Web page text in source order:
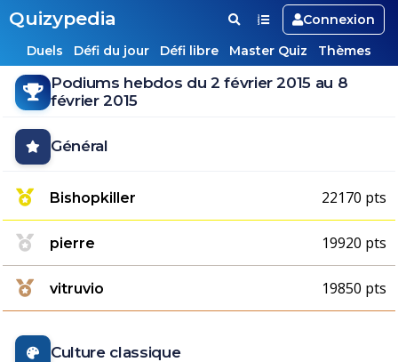
Quizypedia
Connexion
Duels
Défi du jour Défi libre Master Quiz Thèmes
Podiums hebdos du 2 février 2015 au 8
février 2015
Général
Bishopkiller 22170 pts
pierre 19920 pts
vitruvio 19850 pts
Culture classique